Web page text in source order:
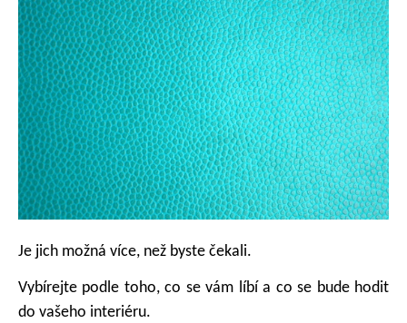
Je jich možná více, než byste čekali.
Vybírejte podle toho, co se vám líbí a co se bude hodit
do vašeho interiéru.